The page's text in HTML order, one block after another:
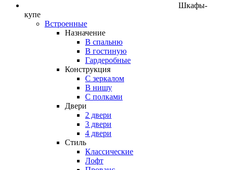
Шкафы-
купе
Встроенные
Назначение
В спальню
В гостиную
Гардеробные
Конструкция
C зеркалом
В нишу
С полками
Двери
2 двери
3 двери
4 двери
Стиль
Классические
Лофт